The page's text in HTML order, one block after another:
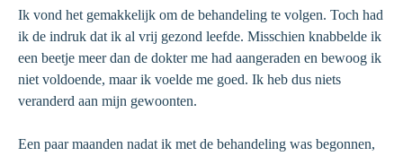
Ik vond het gemakkelijk om de behandeling te volgen. Toch had
ik de indruk dat ik al vrij gezond leefde. Misschien knabbelde ik
een beetje meer dan de dokter me had aangeraden en bewoog ik
niet voldoende, maar ik voelde me goed. Ik heb dus niets
veranderd aan mijn gewoonten.
Een paar maanden nadat ik met de behandeling was begonnen,